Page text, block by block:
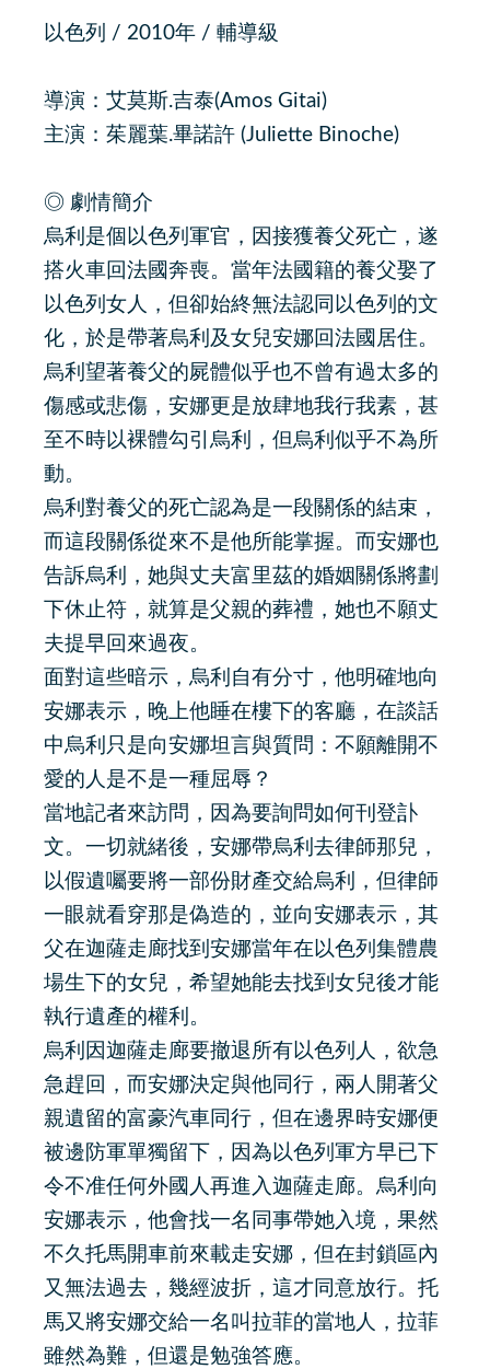
以色列 / 2010年 / 輔導級
導演：艾莫斯.吉泰(Amos Gitai)
主演：茱麗葉.畢諾許 (Juliette Binoche)
◎ 劇情簡介
烏利是個以色列軍官，因接獲養父死亡，遂
搭火車回法國奔喪。當年法國籍的養父娶了
以色列女人，但卻始終無法認同以色列的文
化，於是帶著烏利及女兒安娜回法國居住。
烏利望著養父的屍體似乎也不曾有過太多的
傷感或悲傷，安娜更是放肆地我行我素，甚
至不時以裸體勾引烏利，但烏利似乎不為所
動。
烏利對養父的死亡認為是一段關係的結束，
而這段關係從來不是他所能掌握。而安娜也
告訴烏利，她與丈夫富里茲的婚姻關係將劃
下休止符，就算是父親的葬禮，她也不願丈
夫提早回來過夜。
面對這些暗示，烏利自有分寸，他明確地向
安娜表示，晚上他睡在樓下的客廳，在談話
中烏利只是向安娜坦言與質問：不願離開不
愛的人是不是一種屈辱？
當地記者來訪問，因為要詢問如何刊登訃
文。一切就緒後，安娜帶烏利去律師那兒，
以假遺囑要將一部份財產交給烏利，但律師
一眼就看穿那是偽造的，並向安娜表示，其
父在迦薩走廊找到安娜當年在以色列集體農
場生下的女兒，希望她能去找到女兒後才能
執行遺產的權利。
烏利因迦薩走廊要撤退所有以色列人，欲急
急趕回，而安娜決定與他同行，兩人開著父
親遺留的富豪汽車同行，但在邊界時安娜便
被邊防軍單獨留下，因為以色列軍方早已下
令不准任何外國人再進入迦薩走廊。烏利向
安娜表示，他會找一名同事帶她入境，果然
不久托馬開車前來載走安娜，但在封鎖區內
又無法過去，幾經波折，這才同意放行。托
馬又將安娜交給一名叫拉菲的當地人，拉菲
雖然為難，但還是勉強答應。